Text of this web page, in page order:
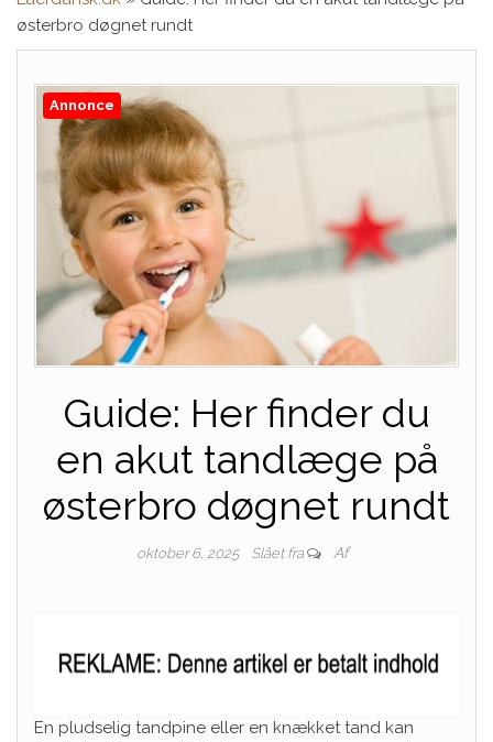
østerbro døgnet rundt
Annonce
Guide: Her finder du
en akut tandlæge på
østerbro døgnet rundt
oktober 6, 2025 Slået fra Af
En pludselig tandpine eller en knækket tand kan